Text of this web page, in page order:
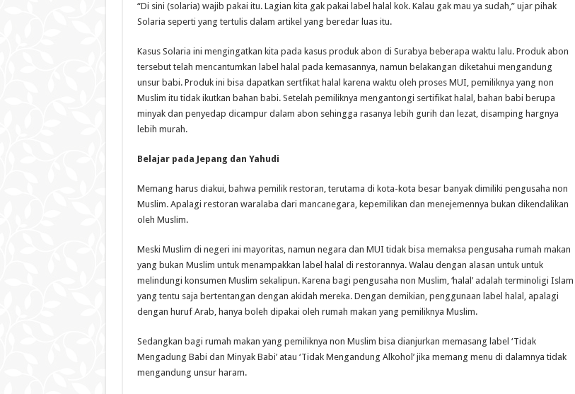
“Di sini (solaria) wajib pakai itu. Lagian kita gak pakai label halal kok. Kalau gak mau ya sudah,” ujar pihak
Solaria seperti yang tertulis dalam artikel yang beredar luas itu.
Kasus Solaria ini mengingatkan kita pada kasus produk abon di Surabya beberapa waktu lalu. Produk abon
tersebut telah mencantumkan label halal pada kemasannya, namun belakangan diketahui mengandung
unsur babi. Produk ini bisa dapatkan sertfikat halal karena waktu oleh proses MUI, pemiliknya yang non
Muslim itu tidak ikutkan bahan babi. Setelah pemiliknya mengantongi sertifikat halal, bahan babi berupa
minyak dan penyedap dicampur dalam abon sehingga rasanya lebih gurih dan lezat, disamping hargnya
lebih murah.
Belajar pada Jepang dan Yahudi
Memang harus diakui, bahwa pemilik restoran, terutama di kota-kota besar banyak dimiliki pengusaha non
Muslim. Apalagi restoran waralaba dari mancanegara, kepemilikan dan menejemennya bukan dikendalikan
oleh Muslim.
Meski Muslim di negeri ini mayoritas, namun negara dan MUI tidak bisa memaksa pengusaha rumah makan
yang bukan Muslim untuk menampakkan label halal di restorannya. Walau dengan alasan untuk untuk
melindungi konsumen Muslim sekalipun. Karena bagi pengusaha non Muslim, ‘halal’ adalah terminoligi Islam
yang tentu saja bertentangan dengan akidah mereka. Dengan demikian, penggunaan label halal, apalagi
dengan huruf Arab, hanya boleh dipakai oleh rumah makan yang pemiliknya Muslim.
Sedangkan bagi rumah makan yang pemiliknya non Muslim bisa dianjurkan memasang label ‘Tidak
Mengadung Babi dan Minyak Babi’ atau ‘Tidak Mengandung Alkohol’ jika memang menu di dalamnya tidak
mengandung unsur haram.